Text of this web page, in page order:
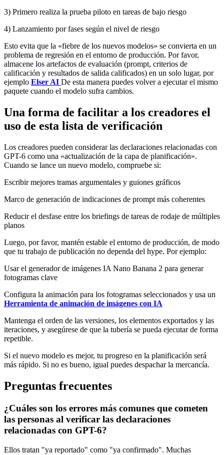
3) Primero realiza la prueba piloto en tareas de bajo riesgo
4) Lanzamiento por fases según el nivel de riesgo
Esto evita que la «fiebre de los nuevos modelos» se convierta en un
problema de regresión en el entorno de producción. Por favor,
almacene los artefactos de evaluación (prompt, criterios de
calificación y resultados de salida calificados) en un solo lugar, por
ejemplo Elser AI De esta manera puedes volver a ejecutar el mismo
paquete cuando el modelo sufra cambios.
Una forma de facilitar a los creadores el
uso de esta lista de verificación
Los creadores pueden considerar las declaraciones relacionadas con
GPT-6 como una «actualización de la capa de planificación».
Cuando se lance un nuevo modelo, compruebe si:
Escribir mejores tramas argumentales y guiones gráficos
Marco de generación de indicaciones de prompt más coherentes
Reducir el desfase entre los briefings de tareas de rodaje de múltiples
planos
Luego, por favor, mantén estable el entorno de producción, de modo
que tu trabajo de publicación no dependa del hype. Por ejemplo:
Usar el generador de imágenes IA Nano Banana 2 para generar
fotogramas clave
Configura la animación para los fotogramas seleccionados y usa un
Herramienta de animación de imágenes con IA
Mantenga el orden de las versiones, los elementos exportados y las
iteraciones, y asegúrese de que la tubería se pueda ejecutar de forma
repetible.
Si el nuevo modelo es mejor, tu progreso en la planificación será
más rápido. Si no es bueno, igual puedes despachar la mercancía.
Preguntas frecuentes
¿Cuáles son los errores más comunes que cometen
las personas al verificar las declaraciones
relacionadas con GPT-6?
Ellos tratan "ya reportado" como "ya confirmado". Muchas